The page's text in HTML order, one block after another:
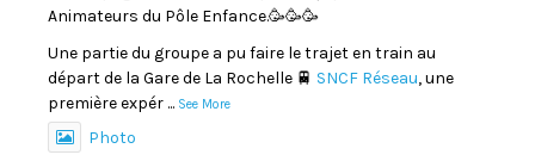
Animateurs du Pôle Enfance.🥳🥳🥳
Une partie du groupe a pu faire le trajet en train au
départ de la Gare de La Rochelle 🚆 SNCF Réseau, une
première expér ... See More
Photo